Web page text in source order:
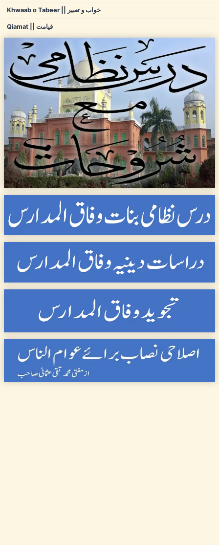
Khwaab o Tabeer || خواب و تعبیر
Qiamat || قیامت